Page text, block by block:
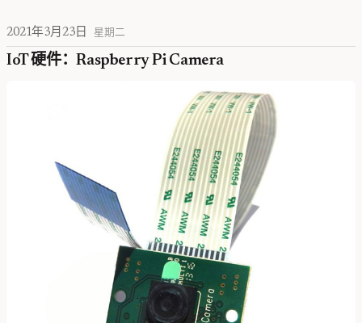
2021年3月23日 星期二
IoT 硬件：Raspberry Pi Camera